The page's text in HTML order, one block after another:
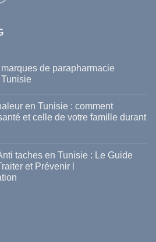
de parapharmacie
en Tunisie : comment
et celle de votre famille durant
taches en Tunisie : Le Guide
et Prévenir l